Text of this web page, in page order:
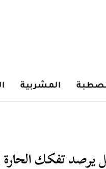
المشربية
يرصد تفكك